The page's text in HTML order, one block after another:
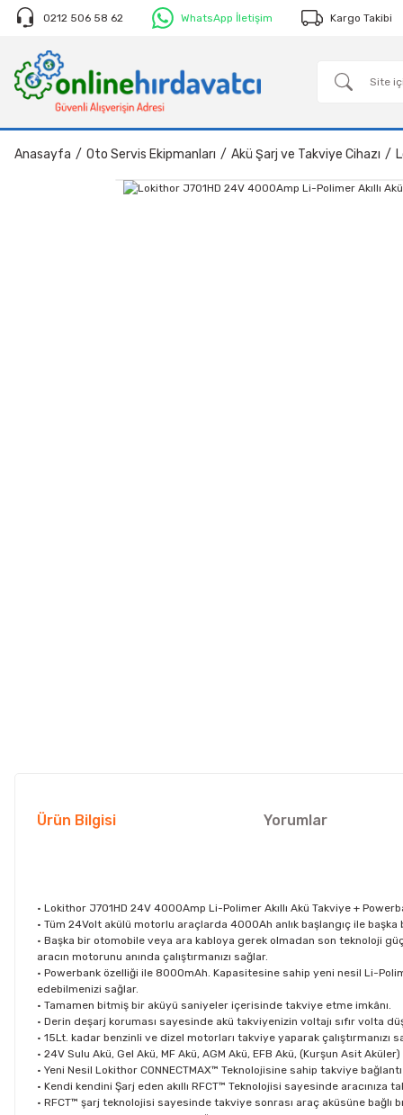
0212 506 58 62 WhatsApp İletişim Kargo Takibi
Anasayfa Oto Servis Ekipmanları Akü Şarj ve Takviye Cihazı
Ürün Bilgisi Yorumlar
• Lokithor J701HD 24V 4000Amp Li-Polimer Akıllı Akü Takviye +
• Tüm 24Volt akülü motorlu araçlarda 4000Ah anlık başlangıç ile başka
• Başka bir otomobile veya ara kabloya gerek olmadan son teknoloji
aracın motorunu anında çalıştırmanızı sağlar.
• Powerbank özelliği ile 8000mAh. Kapasitesine sahip yeni nesil Li-
edebilmenizi sağlar.
• Tamamen bitmiş bir aküyü saniyeler içerisinde takviye etme imkânı.
• Derin deşarj koruması sayesinde akü takviyenizin voltajı sıfır volta
• 15Lt. kadar benzinli ve dizel motorları takviye yaparak çalıştırmanızı
• 24V Sulu Akü, Gel Akü, MF Akü, AGM Akü, EFB Akü, (Kurşun Asit
• Yeni Nesil Lokithor CONNECTMAX™ Teknolojisine sahip takviye
• Kendi kendini Şarj eden akıllı RFCT™ Teknolojisi sayesinde
• RFCT™ şarj teknolojisi sayesinde takviye sonrası araç aküsüne